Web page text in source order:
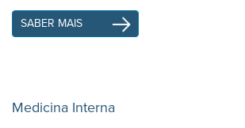
SABER MAIS
Medicina Interna